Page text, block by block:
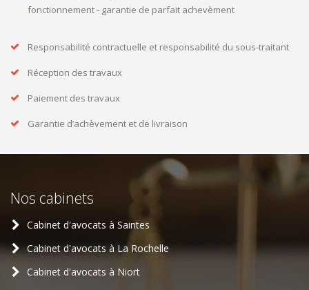
fonctionnement - garantie de parfait achevèment
Responsabilité contractuelle et responsabilité du sous-traitant
Réception des travaux
Paiement des travaux
Garantie d’achèvement et de livraison
Nos cabinets
Cabinet d'avocats à Saintes
Cabinet d'avocats à La Rochelle
Cabinet d'avocats à Niort